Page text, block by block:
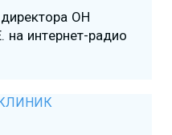
ОН
интернет-радио